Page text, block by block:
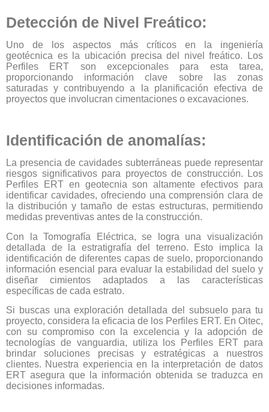
Detección de Nivel Freático:
Uno de los aspectos más críticos en la ingeniería
geotécnica es la ubicación precisa del nivel freático. Los
Perfiles ERT son excepcionales para esta tarea,
proporcionando información clave sobre las zonas
saturadas y contribuyendo a la planificación efectiva de
proyectos que involucran cimentaciones o excavaciones.
Identificación de anomalías:
La presencia de cavidades subterráneas puede representar
riesgos significativos para proyectos de construcción. Los
Perfiles ERT en geotecnia son altamente efectivos para
identificar cavidades, ofreciendo una comprensión clara de
la distribución y tamaño de estas estructuras, permitiendo
medidas preventivas antes de la construcción.
Con la Tomografía Eléctrica, se logra una visualización
detallada de la estratigrafía del terreno. Esto implica la
identificación de diferentes capas de suelo, proporcionando
información esencial para evaluar la estabilidad del suelo y
diseñar cimientos adaptados a las características
específicas de cada estrato.
Si buscas una exploración detallada del subsuelo para tu
proyecto, considera la eficacia de los Perfiles ERT. En Oitec,
con su compromiso con la excelencia y la adopción de
tecnologías de vanguardia, utiliza los Perfiles ERT para
brindar soluciones precisas y estratégicas a nuestros
clientes. Nuestra experiencia en la interpretación de datos
ERT asegura que la información obtenida se traduzca en
decisiones informadas.